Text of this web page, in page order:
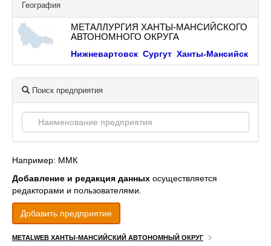
География
МЕТАЛЛУРГИЯ ХАНТЫ-МАНСИЙСКОГО
АВТОНОМНОГО ОКРУГА
Нижневартовск Сургут Ханты-Мансийск
Поиск предприятия
Например: ММК
Добавление и редакция данных осуществляется
редакторами и пользователями.
Добавить предприятие
METALWEB ХАНТЫ-МАНСИЙСКИЙ АВТОНОМНЫЙ ОКРУГ